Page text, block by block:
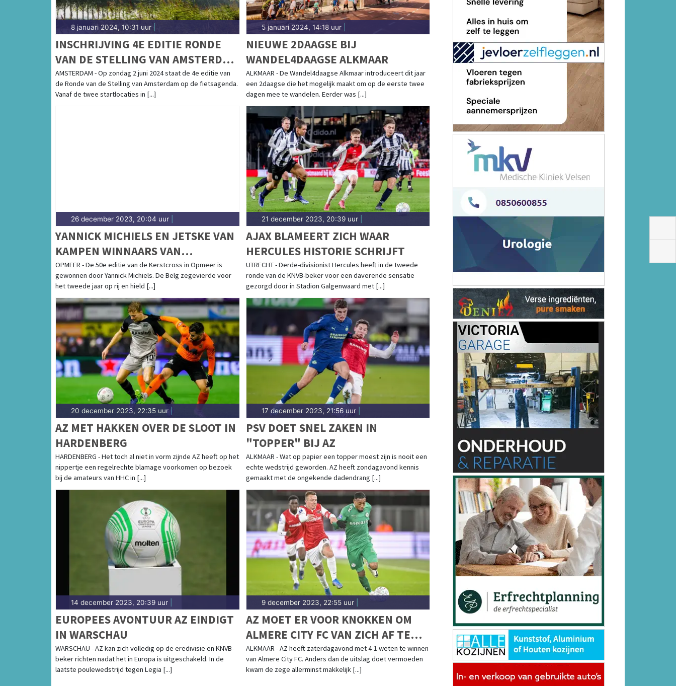
8 januari 2024, 10:31 uur
INSCHRIJVING 4E EDITIE RONDE
VAN DE STELLING VAN AMSTERDAM
GEOPEND
AMSTERDAM - Op zondag 2 juni 2024 staat de 4e editie van
de Ronde van de Stelling van Amsterdam op de fietsagenda.
Vanaf de twee startlocaties in [...]
5 januari 2024, 14:18 uur|
NIEUWE 2DAAGSE BIJ
WANDEL4DAAGSE ALKMAAR
ALKMAAR - De Wandel4daagse Alkmaar introduceert dit jaar
een 2daagse die het mogelijk maakt om op de eerste twee
dagen mee te wandelen. Eerder was [...]
26 december 2023, 20:04 uur
YANNICK MICHIELS EN JETSKE VAN
KAMPEN WINNAARS VAN
LOODZWARE KERSTCROSS
OPMEER - De 50e editie van de Kerstcross in Opmeer is
gewonnen door Yannick Michiels. De Belg zegevierde voor
het tweede jaar op rij en hield [...]
21 december 2023, 20:39 uur|
AJAX BLAMEERT ZICH WAAR
HERCULES HISTORIE SCHRIJFT
UTRECHT - Derde-divisionist Hercules heeft in de tweede
ronde van de KNVB-beker voor een daverende sensatie
gezorgd door in Stadion Galgenwaard met [...]
20 december 2023, 22:35 uur
AZ MET HAKKEN OVER DE SLOOT IN
HARDENBERG
HARDENBERG - Het toch al niet in vorm zijnde AZ heeft op het
nippertje een regelrechte blamage voorkomen op bezoek
bij de amateurs van HHC in [...]
17 december 2023, 21:56 uur|
PSV DOET SNEL ZAKEN IN
"TOPPER" BIJ AZ
ALKMAAR - Wat op papier een topper moest zijn is nooit een
echte wedstrijd geworden. AZ heeft zondagavond kennis
gemaakt met de ongekende dadendrang [...]
14 december 2023, 20:39 uur
EUROPEES AVONTUUR AZ EINDIGT
IN WARSCHAU
WARSCHAU - AZ kan zich volledig op de eredivisie en KNVB-
beker richten nadat het in Europa is uitgeschakeld. In de
laatste poulewedstrijd tegen Legia [...]
9 december 2023, 22:55 uur|
AZ MOET ER VOOR KNOKKEN OM
ALMERE CITY FC VAN ZICH AF TE
SCHUDDEN
ALKMAAR - AZ heeft zaterdagavond met 4-1 weten te winnen
van Almere City FC. Anders dan de uitslag doet vermoeden
kwam de zege allerminst makkelijk [...]